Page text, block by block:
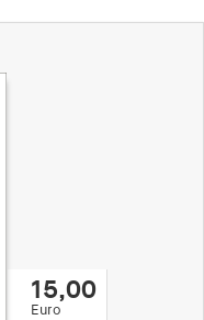
15,00
Euro